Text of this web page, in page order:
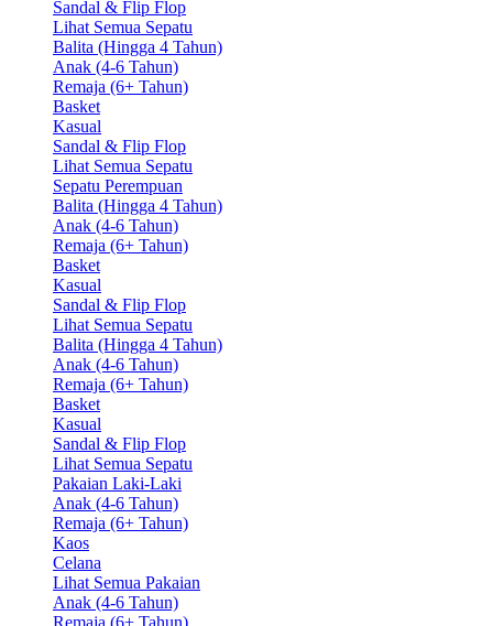
Sandal & Flip Flop
Lihat Semua Sepatu
Balita (Hingga 4 Tahun)
Anak (4-6 Tahun)
Remaja (6+ Tahun)
Basket
Kasual
Sandal & Flip Flop
Lihat Semua Sepatu
Sepatu Perempuan
Balita (Hingga 4 Tahun)
Anak (4-6 Tahun)
Remaja (6+ Tahun)
Basket
Kasual
Sandal & Flip Flop
Lihat Semua Sepatu
Balita (Hingga 4 Tahun)
Anak (4-6 Tahun)
Remaja (6+ Tahun)
Basket
Kasual
Sandal & Flip Flop
Lihat Semua Sepatu
Pakaian Laki-Laki
Anak (4-6 Tahun)
Remaja (6+ Tahun)
Kaos
Celana
Lihat Semua Pakaian
Anak (4-6 Tahun)
Remaja (6+ Tahun)